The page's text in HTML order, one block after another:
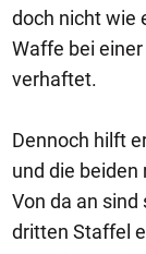
doch nicht wie
Waffe bei
verhaftet.
Dennoch hilft
und die
Von da an
dritten Staffel